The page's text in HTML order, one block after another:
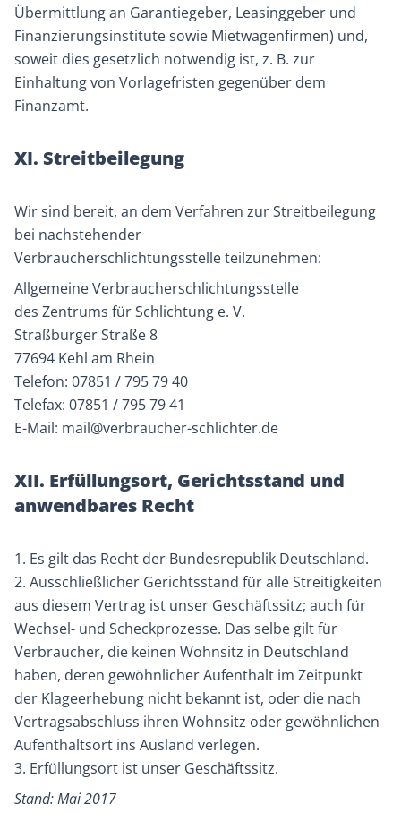
Übermittlung an Garantiegeber, Leasinggeber und
Finanzierungsinstitute sowie Mietwagenfirmen) und,
soweit dies gesetzlich notwendig ist, z. B. zur
Einhaltung von Vorlagefristen gegenüber dem
Finanzamt.
XI. Streitbeilegung
Wir sind bereit, an dem Verfahren zur Streitbeilegung
bei nachstehender
Verbraucherschlichtungsstelle teilzunehmen:
Allgemeine Verbraucherschlichtungsstelle
des Zentrums für Schlichtung e. V.
Straßburger Straße 8
77694 Kehl am Rhein
Telefon: 07851 / 795 79 40
Telefax: 07851 / 795 79 41
E-Mail: mail@verbraucher-schlichter.de
XII. Erfüllungsort, Gerichtsstand und
anwendbares Recht
1. Es gilt das Recht der Bundesrepublik Deutschland.
2. Ausschließlicher Gerichtsstand für alle Streitigkeiten
aus diesem Vertrag ist unser Geschäftssitz; auch für
Wechsel- und Scheckprozesse. Das selbe gilt für
Verbraucher, die keinen Wohnsitz in Deutschland
haben, deren gewöhnlicher Aufenthalt im Zeitpunkt
der Klageerhebung nicht bekannt ist, oder die nach
Vertragsabschluss ihren Wohnsitz oder gewöhnlichen
Aufenthaltsort ins Ausland verlegen.
3. Erfüllungsort ist unser Geschäftssitz.
Stand: Mai 2017